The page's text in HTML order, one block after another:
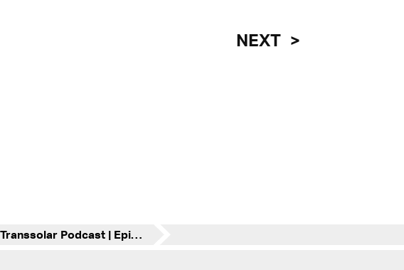
NEXT
Transsolar Podcast | Episode 2 | Terms and Conditions